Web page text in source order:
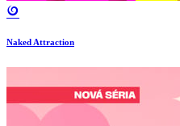
Naked Attraction